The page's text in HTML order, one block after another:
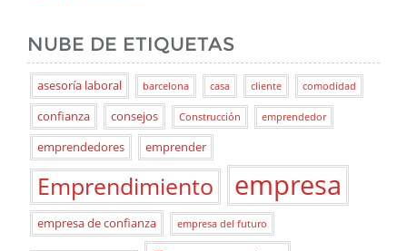
NUBE DE ETIQUETAS
asesoría laboral barcelona casa cliente comodidad
confianza consejos Construcción emprendedor
emprendedores emprender
Emprendimiento empresa
empresa de confianza empresa del futuro